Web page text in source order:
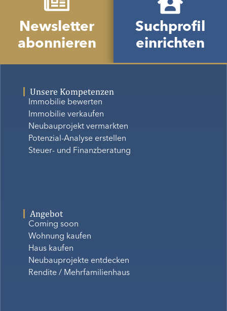
Newsletter
abonnieren
Suchprofil
einrichten
Unsere Kompetenzen
Immobilie bewerten
Immobilie verkaufen
Neubauprojekt vermarkten
Potenzial-Analyse erstellen
Steuer- und Finanzberatung
Angebot
Coming soon
Wohnung kaufen
Haus kaufen
Neubauprojekte entdecken
Rendite / Mehrfamilienhaus